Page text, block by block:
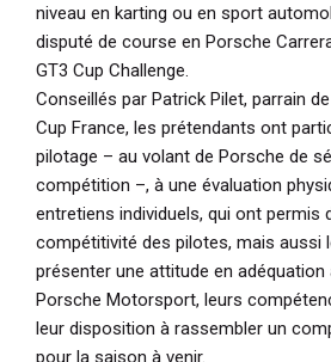
niveau en karting ou en sport
disputé de course en Porsche
GT3 Cup Challenge.
Conseillés par Patrick Pilet, parrain
Cup France, les prétendants ont
pilotage – au volant de Porsche de
compétition –, à une évaluation
entretiens individuels, qui ont permis
compétitivité des pilotes, mais aussi
présenter une attitude en adéquation
Porsche Motorsport, leurs
leur disposition à rassembler un
pour la saison à venir.